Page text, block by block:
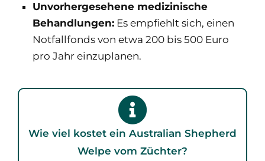
Unvorhergesehene medizinische
Behandlungen: Es empfiehlt sich, einen
Notfallfonds von etwa 200 bis 500 Euro
pro Jahr einzuplanen.
Wie viel kostet ein Australian Shepherd
Welpe vom Züchter?